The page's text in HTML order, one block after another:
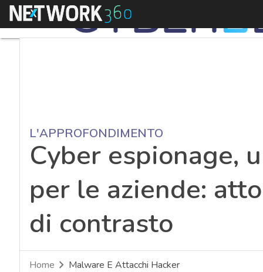
Menu
L'APPROFONDIMENTO
Cyber espionage,
per le aziende:
di contrasto
Home Malware E Attacchi Hacker